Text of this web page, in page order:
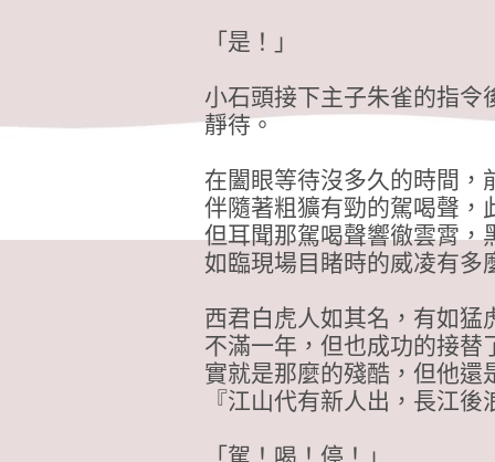
「是！」
小石頭接下主子朱雀的指令
靜待。
在闔眼等待沒多久的時間，
伴隨著粗獷有勁的駕喝聲，
但耳聞那駕喝聲響徹雲霄，
如臨現場目睹時的威凌有多
西君白虎人如其名，有如猛
不滿一年，但也成功的接替
實就是那麼的殘酷，但他還
『江山代有新人出，長江後
「駕！喝！停！」